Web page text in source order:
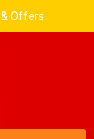
Offers